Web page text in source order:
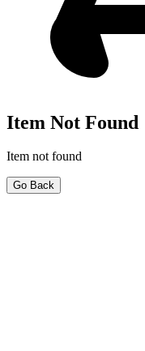
Item Not Found
Item not found
Go Back